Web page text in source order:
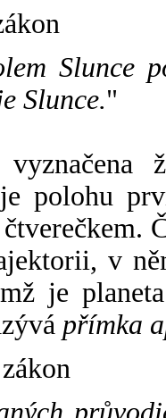
Slunce
Slunce."
polohu
v
je
přímka